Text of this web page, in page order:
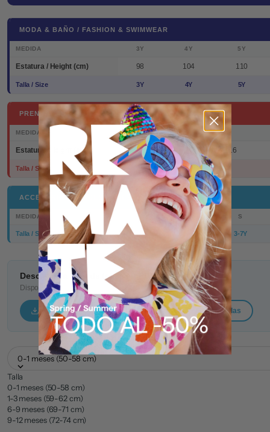
MODA & BAÑO / FASHION & SWIMWEAR
MEDIDA 3Y 4Y 5Y
Estatura / Height (cm) 98 104 110
Talla / Size 3Y 4Y 5Y
PRENDA EXTERIOR / OUTERWEAR
MEDIDA 3-4Y 5-6Y
Estatura / Height (cm) 98/104 110/116
Talla / Size 3-4Y 5-6Y
ACCESORIOS / ACCESSORIES
MEDIDA S
Talla / Size 3-7Y
Descarga la guía de tallas en PDF
Disponible para imprimir o guardar en tu dispositivo
Tuc Tuc — Guía de tallas Nath Kids — Guía de tallas
0-1 meses (50-58 cm)
Talla
0-1 meses (50-58 cm)
1-3 meses (59-62 cm)
6-9 meses (69-71 cm)
9-12 meses (72-74 cm)